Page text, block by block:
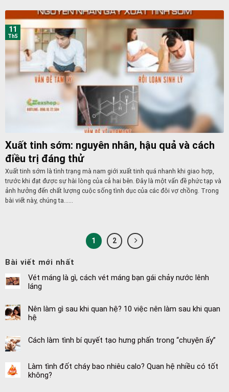
Xuất tinh sớm: nguyên nhân, hậu quả và cách
điều trị đáng thử
Xuất tinh sớm là tình trạng mà nam giới xuất tinh quá nhanh khi giao hợp,
trước khi đạt được sự hài lòng của cả hai bên. Đây là một vấn đề phức tạp và
ảnh hưởng đến chất lượng cuộc sống tình dục của các đôi vợ chồng. Trong
bài viết này, chúng ta......
11
Th5
1 2
Bài viết mới nhất
Vét máng là gì, cách vét máng bạn gái chảy nước lênh
láng
Nên làm gì sau khi quan hệ? 10 việc nên làm sau khi quan
hệ
Cách làm tình bí quyết tạo hưng phấn trong “chuyện ấy”
Làm tình đốt cháy bao nhiêu calo? Quan hệ nhiều có tốt
không?